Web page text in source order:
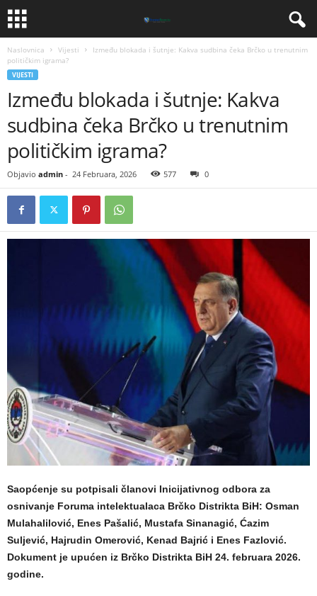
Naslovnica Vijesti
​Između blokada i šutnje: Kakva sudbina čeka Brčko u trenutnim
političkim igrama?
VIJESTI
​Između blokada i šutnje: Kakva
sudbina čeka Brčko u trenutnim
političkim igrama?
Objavio admin - 24 Februara, 2026 577 0
Saopćenje su potpisali članovi Inicijativnog odbora za
osnivanje Foruma intelektualaca Brčko Distrikta BiH: Osman
Mulahalilović, Enes Pašalić, Mustafa Sinanagić, Ćazim
Suljević, Hajrudin Omerović, Kenad Bajrić i Enes Fazlović.
Dokument je upućen iz Brčko Distrikta BiH 24. februara 2026.
godine.